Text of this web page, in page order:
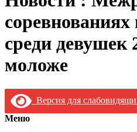
среди девушек
моложе
Версия для
Меню